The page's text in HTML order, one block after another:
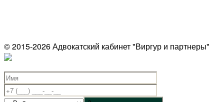
© 2015-2026 Адвокатский кабинет "Виргур и партнеры"